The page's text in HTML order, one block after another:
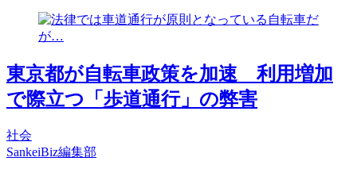
東京都が自転車政策を加速 利用増加
で際立つ「歩道通行」の弊害
社会
SankeiBiz編集部